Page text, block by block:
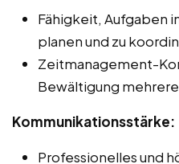
Fähigkeit, Aufgaben
planen und zu
Zeitmanagement-
Bewältigung
Kommunikationsstärke:
Professionelles und